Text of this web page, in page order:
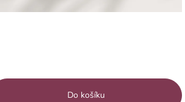
Do košíku